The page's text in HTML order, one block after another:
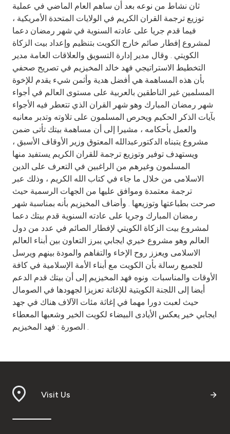
Contact us
Branch & ATM locator
Germany
Malaysia
Turkey
Egypt
UK
Kingdom of Bahrain
ثان نشاط من نوعه بعد أن ساهم العام الماضي في عملية
توزيع ترجمة القران الكريم في الولايات المتحدة الأمريكية ،
فيما قدم جريا على عادته السنوية في شهر رمضان دعما
لمشروع إفطار صائم خارج الكويت بتنظيم وإعداد بيت الزكاة
الكويتي . وقال مدير إدارة التسويق والعلاقات العامة مدير
التخطيط الاستراتيجي فهد خالد المخيزيم في تصريح صحفي
بأن هذه المساهمة هي أفضل هدية وأثمن شيء يقدم للإخوة
المسلمين غير الناطقين بالعربية على مستوى العالم في أجواء
شهر رمضان المبارك وهو شهر القران الذي تتعطر فيه الأجواء
بآيات الذكر الحكيم ويحرص المسلمون على تلاوته وتدبر معانيه
والعمل بأحكامه ، مشيرا إلى أن مساهمة بيتك تأتى ضمن
مشروع يتبناه الدكتورعبدالله المعتوق وزير الأوقاف الأسبق ،
ويستهدف توفير وتوزيع ترجمة للقران الكريم يستفيد منها
المسلمون وغيرهم من الراغبين في التعرف على الدين
الاسلامى من خلال ما جاء في كتاب الله الكريم ، وذلك عبر
ترجمة معتمدة وموافق عليها من الجهات الرسمية حيث
صرحت بطباعتها وتوزيعها . وأضاف المخيزيم بأنه بمناسبة شهر
رمضان المبارك وجريا على عادته السنوية قدم بيتك دعما
لمشروع بيت الزكاة الكويتي لإفطار الصائم في عدد من دول
العالم وهو مشروع خيري ايجابي يبرز التعاون بين أبناء العالم
الاسلامى ويعزز روح الإخاء والتفاهم والمودة بينهم ويرسل
للجميع رسالة بأن الكويت مع أبناء الأمة الإسلامية في كافة
الأوقات والمناسبات. ونوه فهد المخيزيم إلى أن بيتك قدم الدعم
أيضا إلى اللجنة الكويتية للإغاثة تعزيزا لجهودها في الصومال
حيث لعبت دورا مهما في إغاثة مئات الآلاف هناك في جهد
ايجابي خير يعكس الأيادى البيضاء لكويت الخير وشعبها المعطاء
. الصورة : فهد المخيزيم
Visit Us